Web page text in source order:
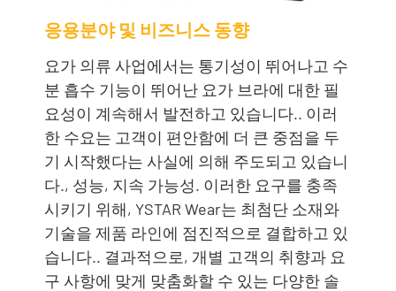
응용분야 및 비즈니스 동향
요가 의류 사업에서는 통기성이 뛰어나고 수
분 흡수 기능이 뛰어난 요가 브라에 대한 필
요성이 계속해서 발전하고 있습니다.. 이러
한 수요는 고객이 편안함에 더 큰 중점을 두
기 시작했다는 사실에 의해 주도되고 있습니
다., 성능, 지속 가능성. 이러한 요구를 충족
시키기 위해, YSTAR Wear는 최첨단 소재와
기술을 제품 라인에 점진적으로 결합하고 있
습니다.. 결과적으로, 개별 고객의 취향과 요
구 사항에 맞게 맞춤화할 수 있는 다양한 솔